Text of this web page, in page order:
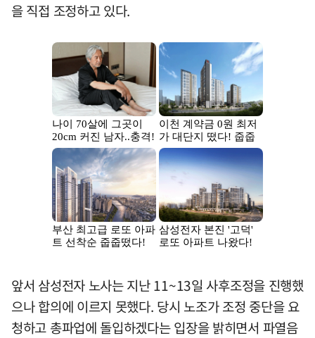
을 직접 조정하고 있다.
앞서 삼성전자 노사는 지난 11~13일 사후조정을 진행했
으나 합의에 이르지 못했다. 당시 노조가 조정 중단을 요
청하고 총파업에 돌입하겠다는 입장을 밝히면서 파열음